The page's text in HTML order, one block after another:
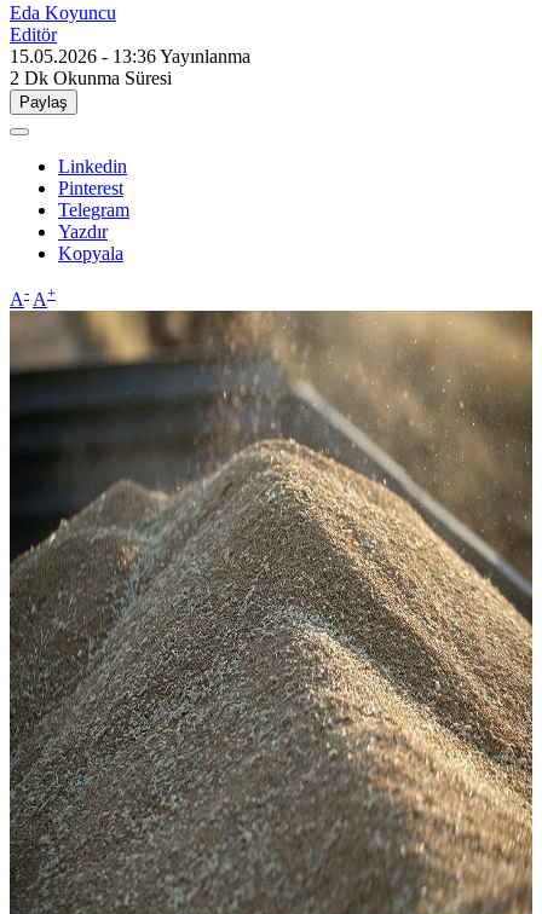
Eda Koyuncu
Editör
15.05.2026 - 13:36Yayınlanma
2 Dk Okunma Süresi
Paylaş
Linkedin
Pinterest
Telegram
Yazdır
Kopyala
A- A+